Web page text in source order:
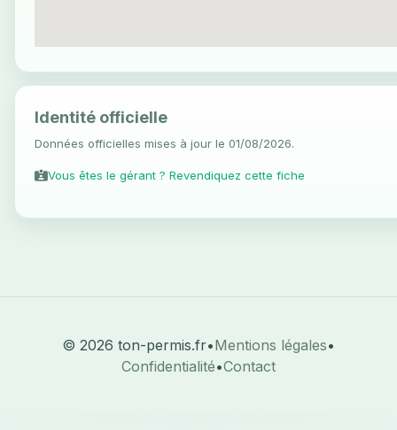
Identité officielle
Données officielles mises à jour le 01/08/2026.
Vous êtes le gérant ? Revendiquez cette fiche
© 2026 ton-permis.fr•Mentions légales•
Confidentialité•Contact